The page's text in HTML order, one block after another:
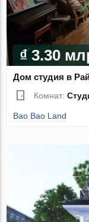
₫ 3.30
Дом студия в
Комнат:
Bao Bao Land